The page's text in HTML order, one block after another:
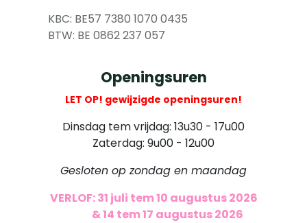
KBC: BE57 7380 1070 0435
​ BTW: BE 0862 237 057
Openingsuren
LET OP! gewijzigde openingsuren!
Dinsdag tem vrijdag: 13u30 - 17u00
Zaterdag: 9u00 - 12u00
Gesloten op zondag en maandag
VERLOF: 31 juli tem 10 augustus 2026
& 14 tem 17 augustus 2026